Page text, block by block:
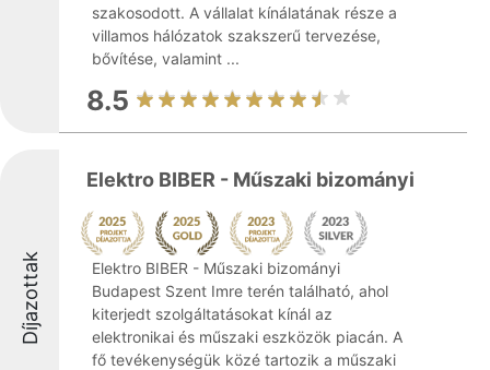
szakosodott. A vállalat kínálatának része a
villamos hálózatok szakszerű tervezése,
bővítése, valamint ...
8.5
Díjazottak
Elektro BIBER - Műszaki bizományi
Elektro BIBER - Műszaki bizományi
Budapest Szent Imre terén található, ahol
kiterjedt szolgáltatásokat kínál az
elektronikai és műszaki eszközök piacán. A
fő tevékenységük közé tartozik a műszaki